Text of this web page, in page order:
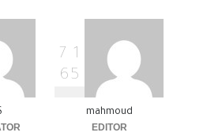
1
7
5
6
mahmoud
EDITOR